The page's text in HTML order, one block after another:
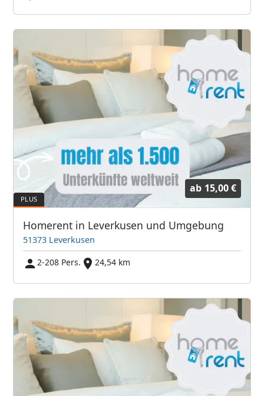
ab 15,00 €
Homerent in Leverkusen und Umgebung
51373 Leverkusen
2-208 Pers.
24,54 km